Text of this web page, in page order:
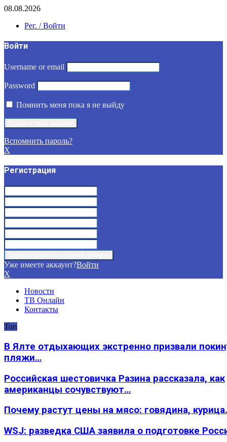
08.08.2026
Рег. / Войти
Войти
Username or email
Password
Помнить меня пока я не выйду
Вспомнить пароль?
X
Регистрация
Уже имеете аккаунт?Войти
X
Новости
ТВ Онлайн
Контакты
Топ
В Ялте отдыхающих экстренно призвали
пляжи…
Российская шестовичка Разина рассказала, как
американцы сочувствуют…
Почему растут цены на мясо: говядина,
WSJ: разведка США заявила о подготовке